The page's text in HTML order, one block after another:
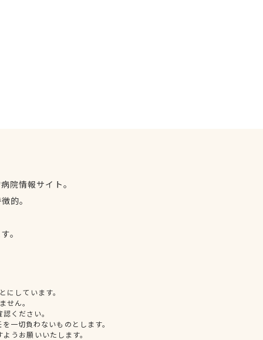
院情報サイト。
的。
。
しています。
せん。
ください。
一切負わないものとします。
うお願いいたします。